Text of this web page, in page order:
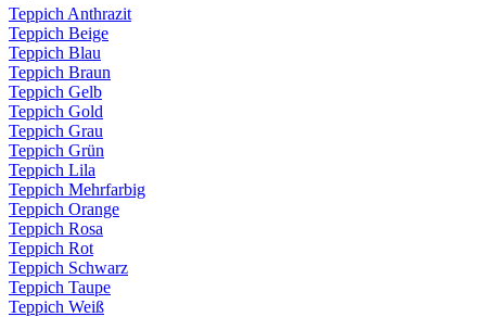
Teppich Anthrazit
Teppich Beige
Teppich Blau
Teppich Braun
Teppich Gelb
Teppich Gold
Teppich Grau
Teppich Grün
Teppich Lila
Teppich Mehrfarbig
Teppich Orange
Teppich Rosa
Teppich Rot
Teppich Schwarz
Teppich Taupe
Teppich Weiß